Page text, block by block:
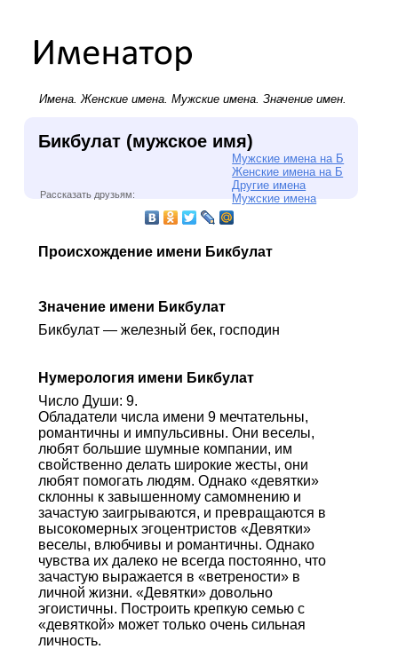
Имена.Женские имена. Мужские имена. Значение имен.
Бикбулат (мужское имя)
Мужские имена на Б
Женские имена на Б
Другие имена
Мужские имена
Рассказать друзьям:
Происхождение имени Бикбулат
Значение имени Бикбулат
Бикбулат — железный бек, господин
Нумерология имени Бикбулат
Число Души: 9.
Обладатели числа имени 9 мечтательны,
романтичны и импульсивны. Они веселы,
любят большие шумные компании, им
свойственно делать широкие жесты, они
любят помогать людям. Однако «девятки»
склонны к завышенному самомнению и
зачастую заигрываются, и превращаются в
высокомерных эгоцентристов «Девятки»
веселы, влюбчивы и романтичны. Однако
чувства их далеко не всегда постоянно, что
зачастую выражается в «ветрености» в
личной жизни. «Девятки» довольно
эгоистичны. Построить крепкую семью с
«девяткой» может только очень сильная
личность.